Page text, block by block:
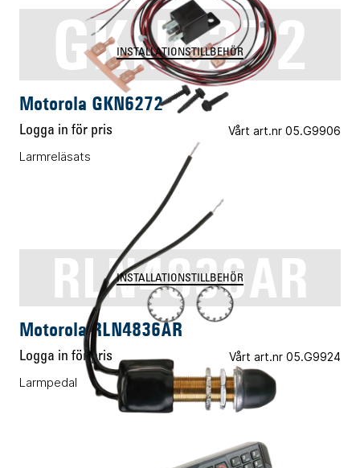
GKN6272
INSTALLATIONSTILLBEHÖR
Motorola GKN6272
Logga in för pris Vårt art.nr 05.G9906
Larmreläsats
RLN4836AR
INSTALLATIONSTILLBEHÖR
Motorola RLN4836AR
Logga in för pris Vårt art.nr 05.G9924
Larmpedal